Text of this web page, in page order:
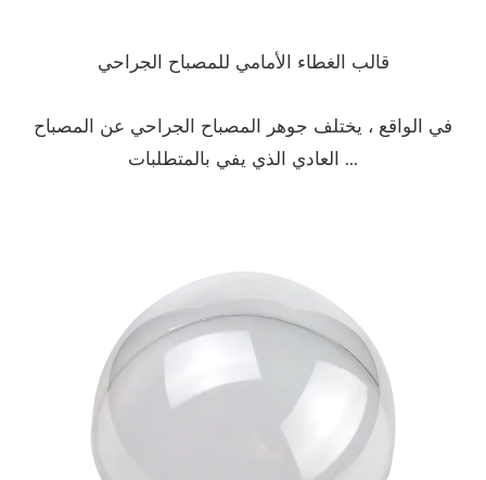
قالب الغطاء الأمامي للمصباح الجراحي
في الواقع ، يختلف جوهر المصباح الجراحي عن المصباح
العادي الذي يفي بالمتطلبات ...